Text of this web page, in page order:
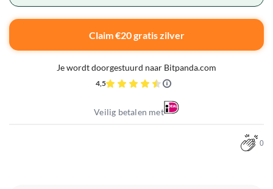
Claim €20 gratis zilver
Je wordt doorgestuurd naar Bitpanda.com
4,5
Veilig betalen met
0